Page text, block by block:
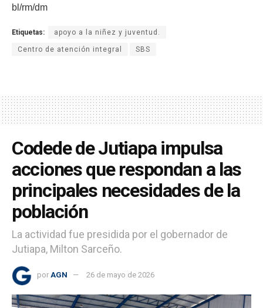
bl/rm/dm
Etiquetas: apoyo a la niñez y juventud.
Centro de atención integral SBS
Codede de Jutiapa impulsa
acciones que respondan a las
principales necesidades de la
población
La actividad fue presidida por el gobernador de
Jutiapa, Milton Sarceño.
por AGN 26 de mayo de 2026